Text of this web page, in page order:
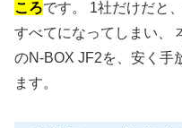
ころです。 1社だけだと
すべてになってしまい、
のN-BOX JF2を、安く手
ます。